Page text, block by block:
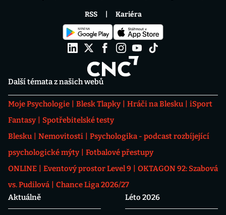
Další témata z našich webů
Moje Psychologie Blesk Tlapky Hráči na Blesku
iSport
Fantasy
Spotřebitelské testy
Blesku
Nemovitosti
Psychologika - podcast rozbíjející
psychologické mýty
Fotbalové přestupy
ONLINE
Eventový prostor Level 9
OKTAGON 92: Szabová
vs. Pudilová
Chance Liga 2026/27
Aktuálně
Léto 2026
RSS Kariéra